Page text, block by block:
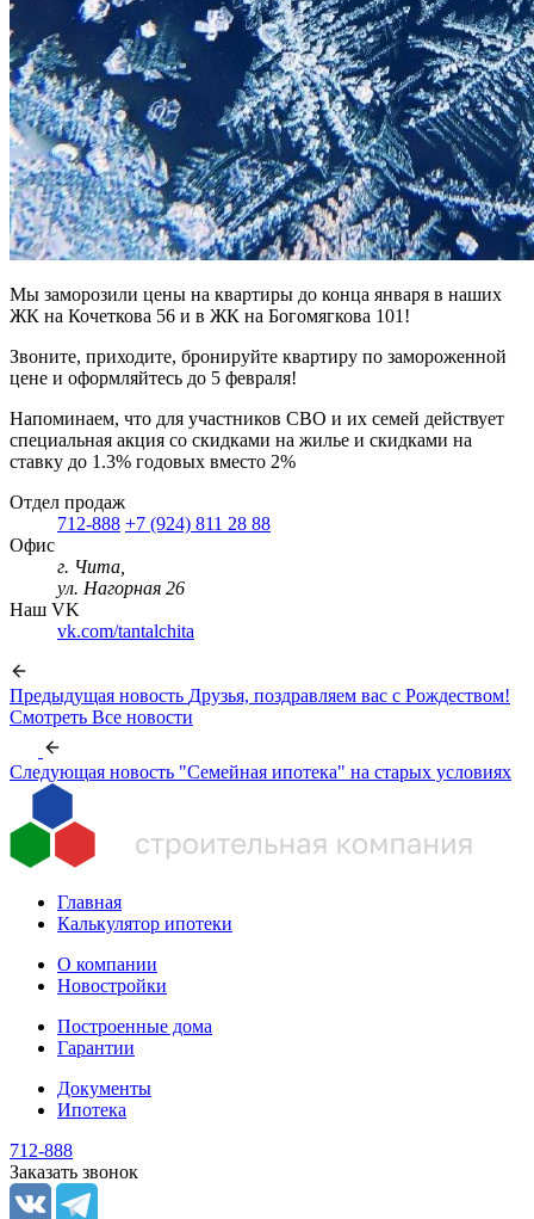
Мы заморозили цены на квартиры до конца января в наших
ЖК на Кочеткова 56 и в ЖК на Богомягкова 101!
Звоните, приходите, бронируйте квартиру по замороженной
цене и оформляйтесь до 5 февраля!
Напоминаем, что для участников СВО и их семей действует
специальная акция со скидками на жилье и скидками на
ставку до 1.3% годовых вместо 2%
Отдел продаж
712-888 +7 (924) 811 28 88
Офис
г. Чита,
ул. Нагорная 26
Наш VK
vk.com/tantalchita
Предыдущая новость Друзья, поздравляем вас с Рождеством!
Смотреть Все новости
Следующая новость "Семейная ипотека" на старых условиях
Главная
Калькулятор ипотеки
О компании
Новостройки
Построенные дома
Гарантии
Документы
Ипотека
712-888
Заказать звонок